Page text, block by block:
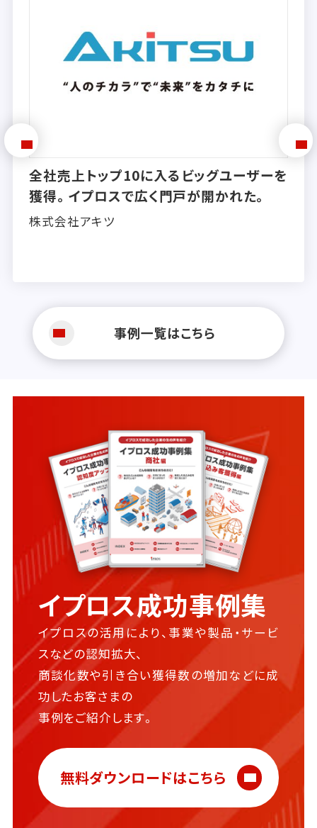
グユーザーを
開かれた。
大手企業からの受注も続
ャンスを掴み、新たな「
事例一覧はこちら
イプロス成功事例集
イプロスの活用により、事業や製品・サービ
スなどの認知拡大、
商談化数や引き合い獲得数の増加などに成
功したお客さまの
事例をご紹介します。
無料ダウンロードはこちら